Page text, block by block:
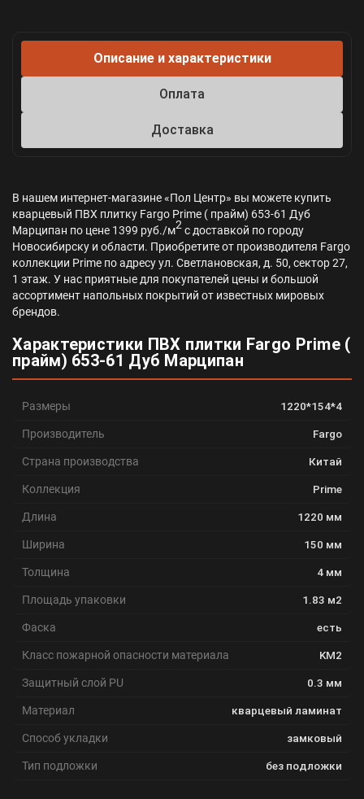
Описание и характеристики
Оплата
Доставка
В нашем интернет-магазине «Пол Центр» вы можете купить
кварцевый ПВХ плитку Fargo Prime ( прайм) 653-61 Дуб
Марципан по цене 1399 руб./м2с доставкой по городу
Новосибирску и области. Приобретите от производителя Fargo
коллекции Prime по адресу ул. Светлановская, д. 50, сектор 27,
1 этаж. У нас приятные для покупателей цены и большой
ассортимент напольных покрытий от известных мировых
брендов.
Характеристики ПВХ плитки Fargo Prime (
прайм) 653-61 Дуб Марципан
Размеры 1220*154*4
Производитель Fargo
Страна производства Китай
Коллекция Prime
Длина 1220 мм
Ширина 150 мм
Толщина 4 мм
Площадь упаковки 1.83 м2
Фаска есть
Класс пожарной опасности материала KM2
Защитный слой PU 0.3 мм
Материал кварцевый ламинат
Способ укладки замковый
Тип подложки без подложки